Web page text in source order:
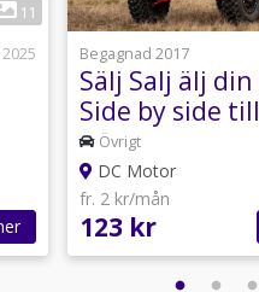
11
Begagnad 2017
Sälj Salj älj din
Side by side
Övrigt
DC Motor
fr. 2 kr/mån
123 kr